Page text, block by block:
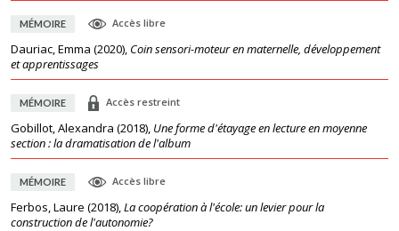
MÉMOIRE Accès libre
Dauriac, Emma (2020), Coin sensori-moteur en maternelle, développement
et apprentissages
MÉMOIRE Accès restreint
Gobillot, Alexandra (2018), Une forme d'étayage en lecture en moyenne
section : la dramatisation de l'album
MÉMOIRE Accès libre
Ferbos, Laure (2018),La coopération à l'école: un levier pour la
construction de l'autonomie?